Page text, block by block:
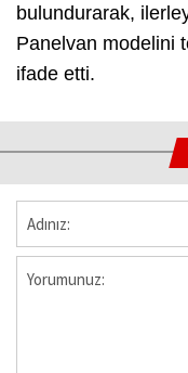
bulundurarak,
Panelvan modelini
ifade etti.